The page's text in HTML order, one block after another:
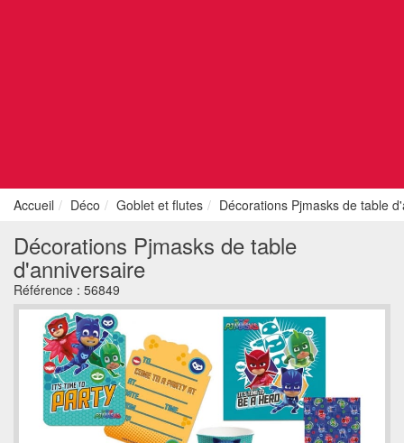
Accueil Déco Goblet et flutes Décorations Pjmasks de table
Décorations Pjmasks de table
d'anniversaire
Référence : 56849